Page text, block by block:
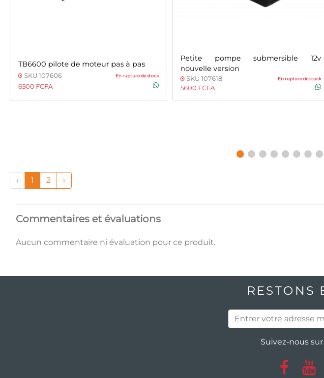
TB6600 pilote de moteur pas à pas
SKU 107606 En rupture de stock
6500 FCFA
Petite pompe submersible 12v
nouvelle version
SKU 107618 En rupture de stock
5600 FCFA
‹ 1 2 ›
Commentaires et évaluations
Aucun commentaire ni évaluation pour ce produit.
RESTONS
Suivez-nous